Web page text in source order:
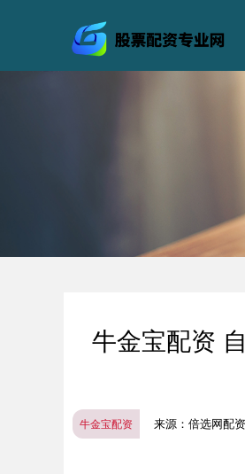
牛金宝配资
牛金宝配资 来源：倍选网配